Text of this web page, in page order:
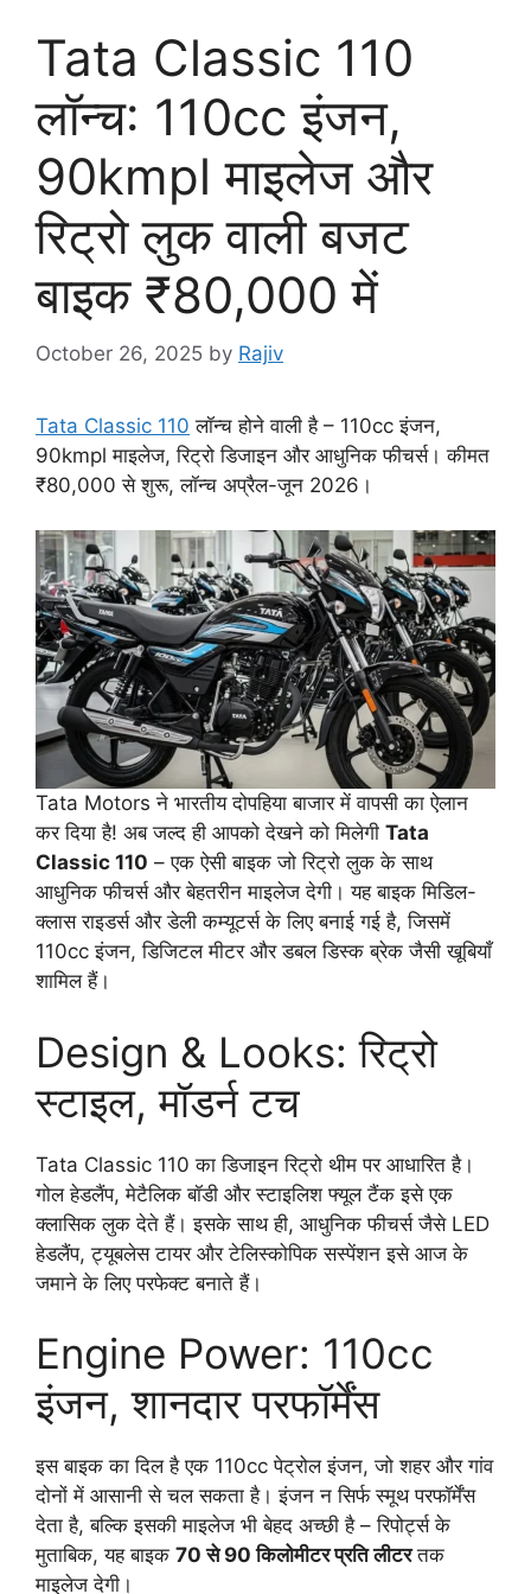
Tata Classic 110
लॉन्च: 110cc इंजन,
90kmpl माइलेज और
रिट्रो लुक वाली बजट
बाइक ₹80,000 में
October 26, 2025 by Rajiv
Tata Classic 110 लॉन्च होने वाली है – 110cc इंजन,
90kmpl माइलेज, रिट्रो डिजाइन और आधुनिक फीचर्स। कीमत
₹80,000 से शुरू, लॉन्च अप्रैल-जून 2026।
Tata Motors ने भारतीय दोपहिया बाजार में वापसी का ऐलान
कर दिया है! अब जल्द ही आपको देखने को मिलेगी Tata
Classic 110 – एक ऐसी बाइक जो रिट्रो लुक के साथ
आधुनिक फीचर्स और बेहतरीन माइलेज देगी। यह बाइक मिडिल-
क्लास राइडर्स और डेली कम्यूटर्स के लिए बनाई गई है, जिसमें
110cc इंजन, डिजिटल मीटर और डबल डिस्क ब्रेक जैसी खूबियाँ
शामिल हैं।
Design & Looks: रिट्रो
स्टाइल, मॉडर्न टच
Tata Classic 110 का डिजाइन रिट्रो थीम पर आधारित है।
गोल हेडलैंप, मेटैलिक बॉडी और स्टाइलिश फ्यूल टैंक इसे एक
क्लासिक लुक देते हैं। इसके साथ ही, आधुनिक फीचर्स जैसे LED
हेडलैंप, ट्यूबलेस टायर और टेलिस्कोपिक सस्पेंशन इसे आज के
जमाने के लिए परफेक्ट बनाते हैं।
Engine Power: 110cc
इंजन, शानदार परफॉर्मेंस
इस बाइक का दिल है एक 110cc पेट्रोल इंजन, जो शहर और गांव
दोनों में आसानी से चल सकता है। इंजन न सिर्फ स्मूथ परफॉर्मेंस
देता है, बल्कि इसकी माइलेज भी बेहद अच्छी है – रिपोर्ट्स के
मुताबिक, यह बाइक 70 से 90 किलोमीटर प्रति लीटरतक
माइलेज देगी।